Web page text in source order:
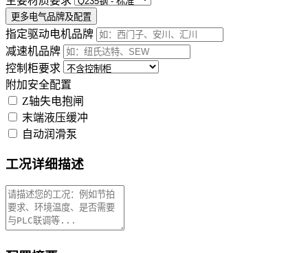
更多电气品牌及配置
指定驱动电机品牌
减速机品牌
控制柜要求
附加安全配置
Z轴失电抱闸
末端液压缓冲
自动润滑泵
工况详细描述